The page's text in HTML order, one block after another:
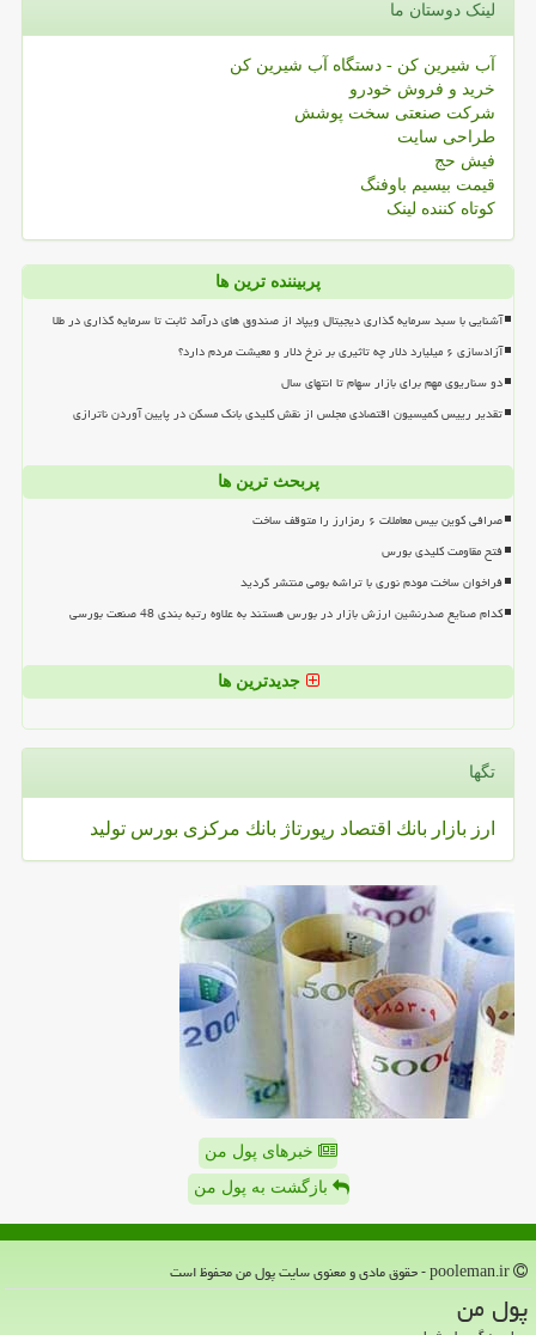
لینک دوستان ما
آب شیرین کن - دستگاه آب شیرین کن
خرید و فروش خودرو
شرکت صنعتی سخت پوشش
طراحی سایت
فیش حج
قیمت بیسیم باوفنگ
کوتاه کننده لینک
پربیننده ترین ها
آشنایی با سبد سرمایه گذاری دیجیتال ویپاد از صندوق های درآمد ثابت تا سرمایه گذاری در طلا
آزادسازی ۶ میلیارد دلار چه تاثیری بر نرخ دلار و معیشت مردم دارد؟
دو سناریوی مهم برای بازار سهام تا انتهای سال
تقدیر رییس کمیسیون اقتصادی مجلس از نقش کلیدی بانک مسکن در پایین آوردن ناترازی
پربحث ترین ها
صرافی کوین بیس معاملات ۶ رمزارز را متوقف ساخت
فتح مقاومت کلیدی بورس
فراخوان ساخت مودم نوری با تراشه بومی منتشر گردید
کدام صنایع صدرنشین ارزش بازار در بورس هستند به علاوه رتبه بندی 48 صنعت بورسی
جدیدترین ها
تگها
ارز بازار بانك اقتصاد رپورتاژ بانك مركزی بورس تولید
خبرهای پول من
بازگشت به پول من
پول من